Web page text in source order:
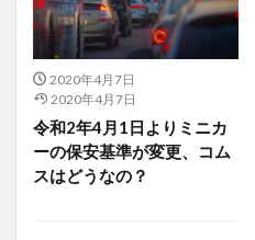
2020年4月7日
2020年4月7日
令和2年4月1日よりミニカ
ーの保安基準が変更、コム
スはどうなの？